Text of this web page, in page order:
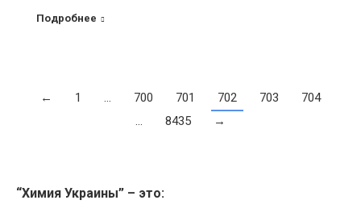
Подробнее
← 1 … 700 701 702 703
704
…
8435 →
“Химия Украины” – это: